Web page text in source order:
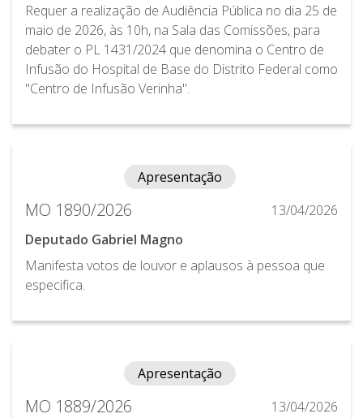
Requer a realização de Audiência Pública no dia 25 de
maio de 2026, às 10h, na Sala das Comissões, para
debater o PL 1431/2024 que denomina o Centro de
Infusão do Hospital de Base do Distrito Federal como
"Centro de Infusão Verinha".
Apresentação
MO 1890/2026
13/04/2026
Deputado Gabriel Magno
Manifesta votos de louvor e aplausos à pessoa que
especifica.
Apresentação
MO 1889/2026
13/04/2026